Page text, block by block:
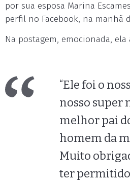
por sua esposa Marina
perfil no Facebook, na manhã
Na postagem, emocionada, ela
“Ele foi o
nosso super
melhor pai
homem da
Muito
ter